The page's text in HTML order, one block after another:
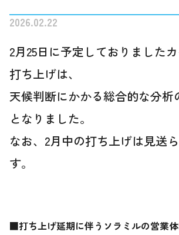
2026.02.22
2月25日に予定しておりました
打ち上げは、
天候判断にかかる総合的な分析
となりました。
なお、2月中の打ち上げは見送
す。
■打ち上げ延期に伴うソラミルの営業